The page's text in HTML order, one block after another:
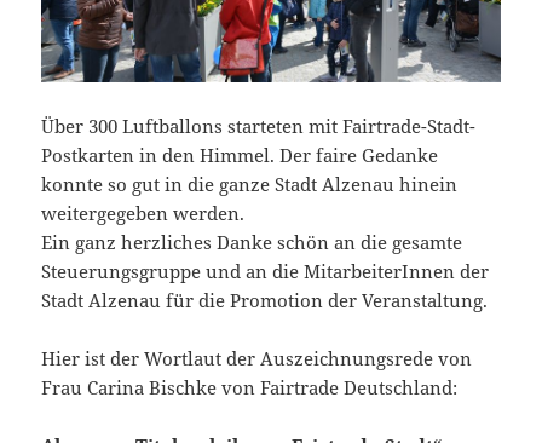
Über 300 Luftballons starteten mit Fairtrade-Stadt-
Postkarten in den Himmel. Der faire Gedanke
konnte so gut in die ganze Stadt Alzenau hinein
weitergegeben werden.
Ein ganz herzliches Danke schön an die gesamte
Steuerungsgruppe und an die MitarbeiterInnen der
Stadt Alzenau für die Promotion der Veranstaltung.
Hier ist der Wortlaut der Auszeichnungsrede von
Frau Carina Bischke von Fairtrade Deutschland: